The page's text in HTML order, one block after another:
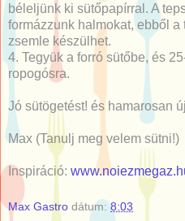
béleljünk ki sütőpapírral. A
formázzunk halmokat, ebből
zsemle készülhet.
4. Tegyük a forró sütőbe, és
ropogósra.
Jó sütögetést! és hamarosan
Max (Tanulj meg velem sütni!)
Inspiráció:
Max Gastro dátum:8:03